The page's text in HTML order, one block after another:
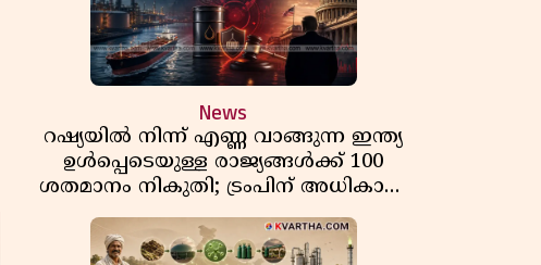
News
റഷ്യയിൽ നിന്ന് എണ്ണ വാങ്ങുന്ന ഇന്ത്യ
ഉൾപ്പെടെയുള്ള രാജ്യങ്ങൾക്ക് 100
ശതമാനം നികുതി; ട്രംപിന് അധികാരം
നൽകി യുഎസ് സെനറ്റ് ബിൽ
പാസാക്കി